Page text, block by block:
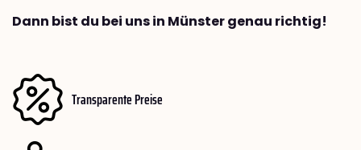
Dann bist du bei uns in Münster genau richtig!
Transparente Preise